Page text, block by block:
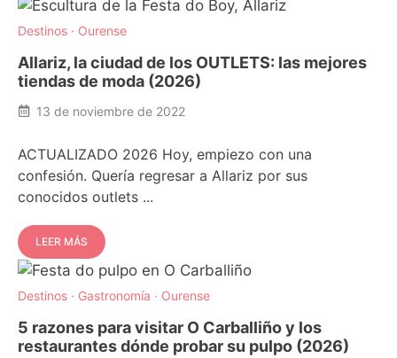
Destinos · Ourense
Allariz, la ciudad de los OUTLETS: las mejores
tiendas de moda (2026)
13 de noviembre de 2022
ACTUALIZADO 2026 Hoy, empiezo con una
confesión. Quería regresar a Allariz por sus
conocidos outlets ...
LEER MÁS
Destinos · Gastronomía · Ourense
5 razones para visitar O Carballiño y los
restaurantes dónde probar su pulpo (2026)